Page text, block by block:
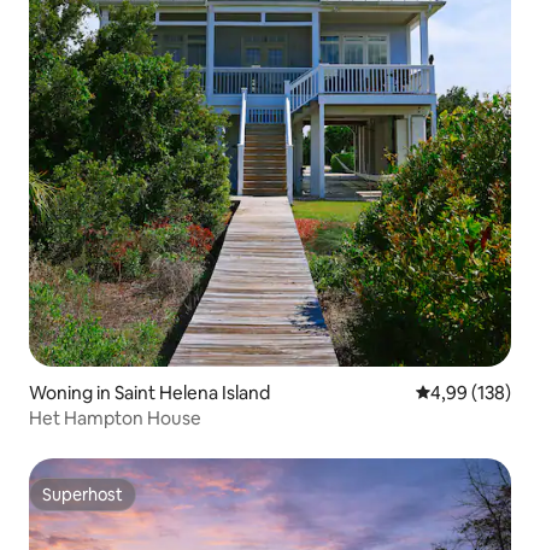
Woning in Saint Helena Island Gemiddelde
4,99 (138)
Het Hampton House
Superhost
Superhost